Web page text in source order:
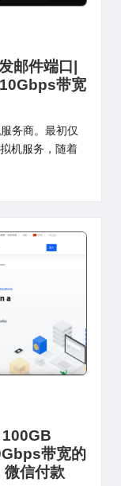
邮件端口|
带宽
务商。最初仅
机服务，随着
带宽的
微信付款